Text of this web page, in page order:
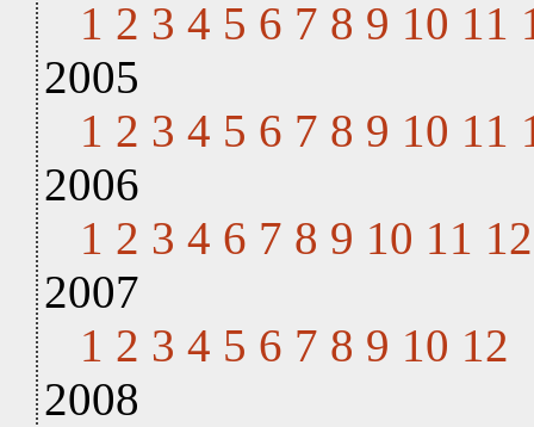
1 2 3 4 5 6 7 8 9 10 11
2005
1 2 3 4 5 6 7 8 9 10 11
2006
1 2 3 4 6 7 8 9 10 11 12
2007
1 2 3 4 5 6 7 8 9 10 12
2008